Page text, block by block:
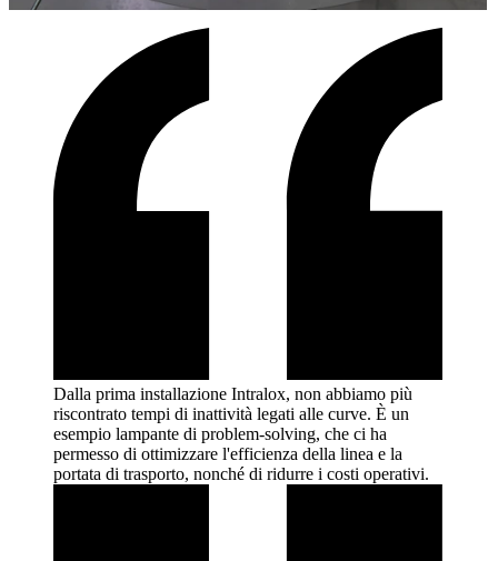
Video
Dalla prima installazione Intralox, non abbiamo più
riscontrato tempi di inattività legati alle curve. È un
esempio lampante di problem-solving, che ci ha
permesso di ottimizzare l'efficienza della linea e la
portata di trasporto, nonché di ridurre i costi operativi.